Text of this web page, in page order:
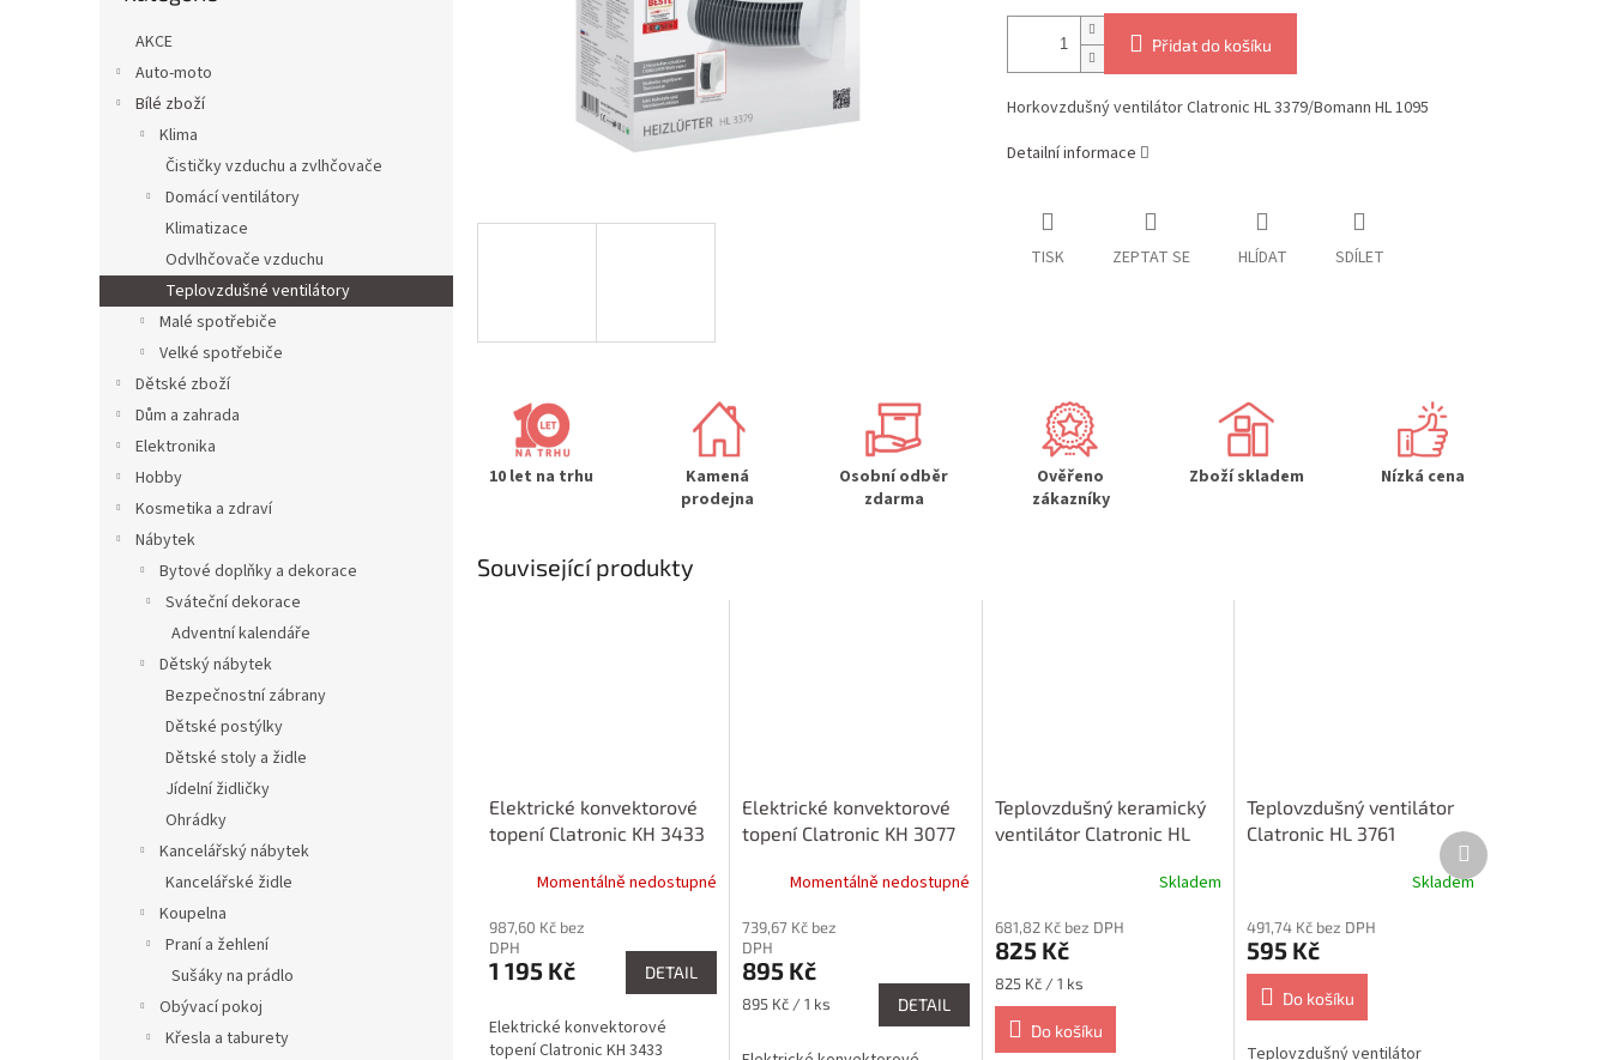
AKCE
Auto-moto
Bílé zboží
Klima
Čističky vzduchu a zvlhčovače
Domácí ventilátory
Klimatizace
Odvlhčovače vzduchu
Teplovzdušné ventilátory
Malé spotřebiče
Velké spotřebiče
Dětské zboží
Dům a zahrada
Elektronika
Hobby
Kosmetika a zdraví
Nábytek
Bytové doplňky a dekorace
Sváteční dekorace
Adventní kalendáře
Dětský nábytek
Bezpečnostní zábrany
Dětské postýlky
Dětské stoly a židle
Jídelní židličky
Ohrádky
Kancelářský nábytek
Kancelářské židle
Koupelna
Praní a žehlení
Sušáky na prádlo
Obývací pokoj
Křesla a taburety
Přidat do košíku
Horkovzdušný ventilátor Clatronic HL 3379/Bomann HL 1095
Detailní informace
TISK ZEPTAT SE HLÍDAT SDÍLET
10 let na trhu
Kamená
prodejna
Osobní odběr
zdarma
Ověřeno
zákazníky
Zboží skladem Nízká cena
Související produkty
Elektrické konvektorové
topení Clatronic KH 3433
Momentálně nedostupné
987,60 Kč bez
DPH
1 195 Kč DETAIL
Elektrické konvektorové
topení Clatronic KH 3433
Elektrické konvektorové
topení Clatronic KH 3077
Momentálně nedostupné
739,67 Kč bez
DPH
895 Kč
Měrná
895 Kč / 1 ks DETAIL
Teplovzdušný keramický
ventilátor Clatronic HL
Skladem
681,82 Kč bez DPH
825 Kč
Měrná
cena:
825 Kč / 1 ks
Do košíku
Teplovzdušný ventilátor
Clatronic HL 3761
Skladem
491,74 Kč bez DPH
595 Kč
Do košíku
Teplovzdušný ventilátor
Další
produkt